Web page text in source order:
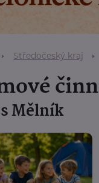
Středočeský kraj
Mělník